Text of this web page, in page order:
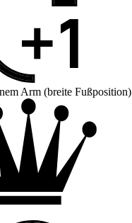
Arm (breite Fußposition)